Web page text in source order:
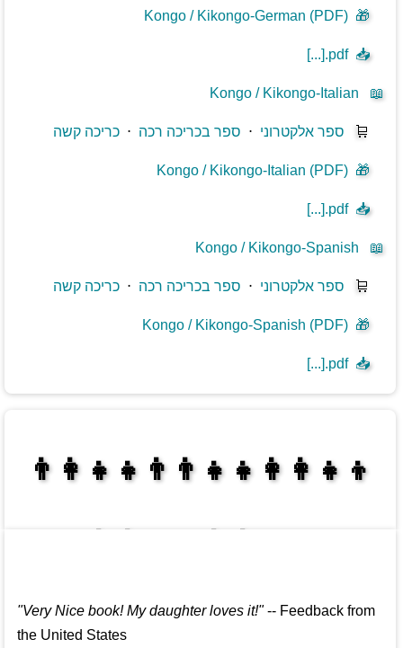
🎁
Kongo / Kikongo-German (PDF)
📥
[...].pdf
📖
Kongo / Kikongo-Italian
🛒 ספר אלקטרוני ⋅ ספר בכריכה רכה ⋅כריכה קשה
🎁
Kongo / Kikongo-Italian (PDF)
📥
[...].pdf
📖
Kongo / Kikongo-Spanish
🛒 ספר אלקטרוני ⋅ ספר בכריכה רכה ⋅כריכה קשה
🎁
Kongo / Kikongo-Spanish (PDF)
📥
[...].pdf
👩‍👩‍👧‍👦👨‍👨‍👧‍👧👨‍👩‍👧‍👧
"Very Nice book! My daughter loves it!"-- Feedback from
the United States